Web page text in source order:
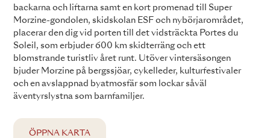
backarna och liftarna samt en kort promenad till Super
Morzine-gondolen, skidskolan ESF och nybörjarområdet,
placerar den dig vid porten till det vidsträckta Portes du
Soleil, som erbjuder 600 km skidterräng och ett
blomstrande turistliv året runt. Utöver vintersäsongen
bjuder Morzine på bergssjöar, cykelleder, kulturfestivaler
och en avslappnad byatmosfär som lockar såväl
äventyrslystna som barnfamiljer.
ÖPPNA KARTA